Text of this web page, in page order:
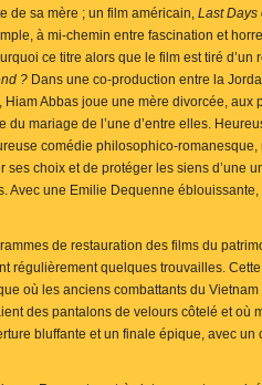
de sa mère ; un film américain, Last Days
à mi-chemin entre fascination et
ce titre alors que le film est tiré d’un
? Dans une co-production entre la
Abbas joue une mère divorcée, aux
du mariage de l’une d’entre elles.
comédie philosophico-
ses choix et de protéger les siens d’une
Avec une Emilie Dequenne éblouissante,
de restauration des films du
régulièrement quelques trouvailles. Cette
où les anciens combattants du
des pantalons de velours côtelé et où
bluffante et un finale épique, avec